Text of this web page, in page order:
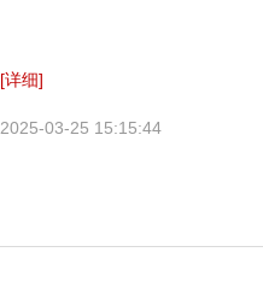
[详细]
2025-03-25 15:15:44